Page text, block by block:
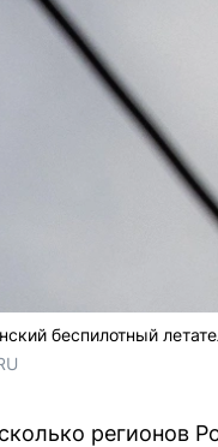
беспилотный
регионов